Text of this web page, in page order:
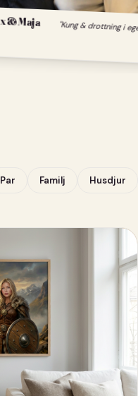
& Maja "Kung & drottning i
Par Familj Husdjur